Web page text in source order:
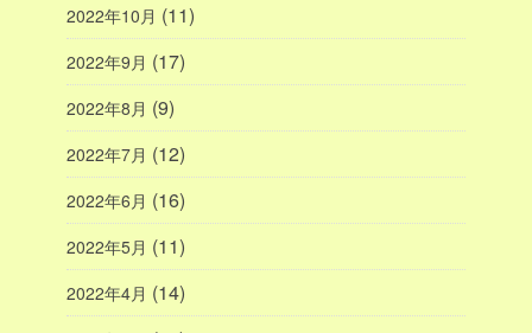
2022年10月 (11)
2022年9月 (17)
2022年8月 (9)
2022年7月 (12)
2022年6月 (16)
2022年5月 (11)
2022年4月 (14)